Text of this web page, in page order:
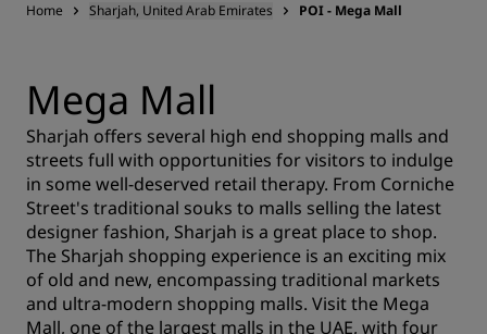
Home Sharjah, United Arab Emirates POI - Mega Mall
Mega Mall
Sharjah offers several high end shopping malls and
streets full with opportunities for visitors to indulge
in some well-deserved retail therapy. From Corniche
Street's traditional souks to malls selling the latest
designer fashion, Sharjah is a great place to shop.
The Sharjah shopping experience is an exciting mix
of old and new, encompassing traditional markets
and ultra-modern shopping malls. Visit the Mega
Mall, one of the largest malls in the UAE, with four